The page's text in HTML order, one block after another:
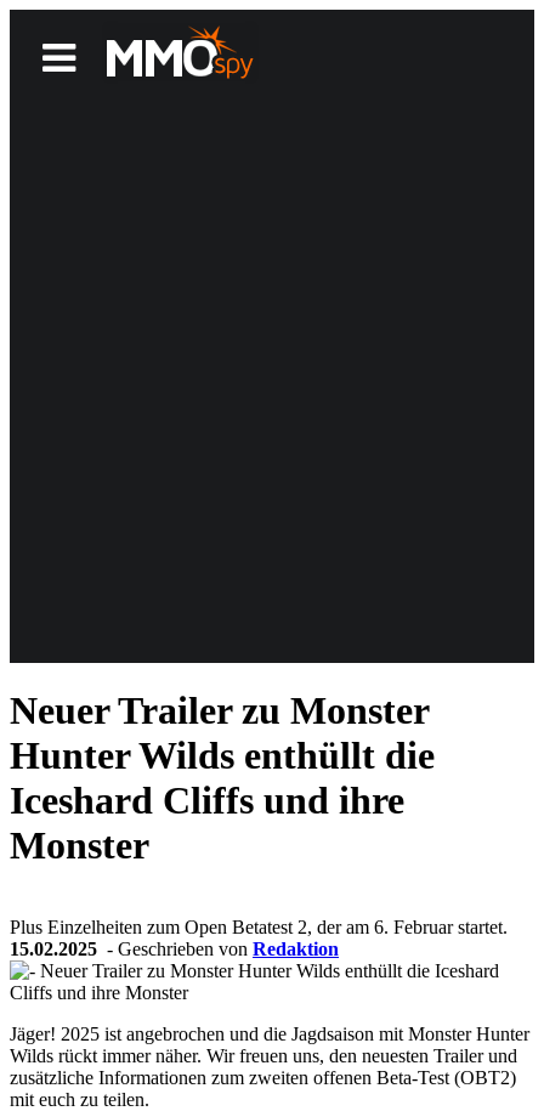
Follow us
Anmelden
Neuer Trailer zu Monster
Hunter Wilds enthüllt die
Iceshard Cliffs und ihre
Monster
Plus Einzelheiten zum Open Betatest 2, der am 6. Februar startet.
15.02.2025 - Geschrieben von Redaktion
Jäger! 2025 ist angebrochen und die Jagdsaison mit Monster Hunter
Wilds rückt immer näher. Wir freuen uns, den neuesten Trailer und
zusätzliche Informationen zum zweiten offenen Beta-Test (OBT2)
mit euch zu teilen.